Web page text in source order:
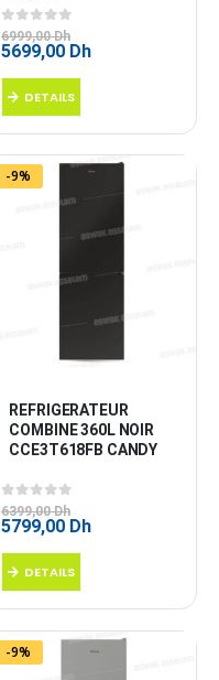
0sur 5
6999,00Dh
Le
initial
était :
6999,00 Dh.
5699,00 DhLe
DETAILS
-9%
REFRIGERATEUR
COMBINE 360L NOIR
CCE3T618FB CANDY
0sur 5
6399,00Dh
Le
était :
6399,00 Dh.
5799,00 DhLe
DETAILS
-9%